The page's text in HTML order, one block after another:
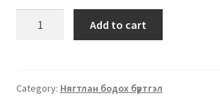
Add to cart
Category: Нягтлан бодох бүртгэл